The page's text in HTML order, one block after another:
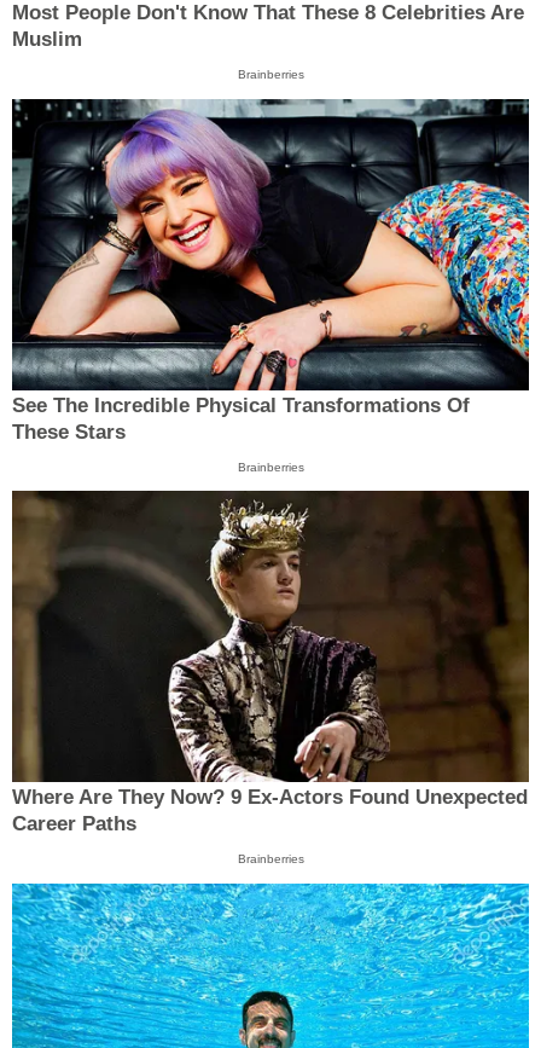
Most People Don't Know That These 8 Celebrities Are
Muslim
Brainberries
See The Incredible Physical Transformations Of
These Stars
Brainberries
Where Are They Now? 9 Ex-Actors Found Unexpected
Career Paths
Brainberries